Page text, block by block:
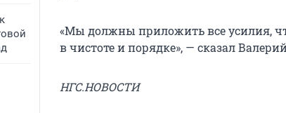
«Мы должны приложить все усилия,
в чистоте и порядке», — сказал
НГС.НОВОСТИ